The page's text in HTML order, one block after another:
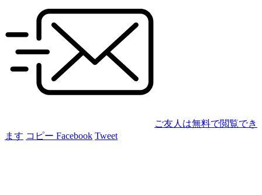
ご友人は無料で閲覧でき
ます コピー Facebook Tweet